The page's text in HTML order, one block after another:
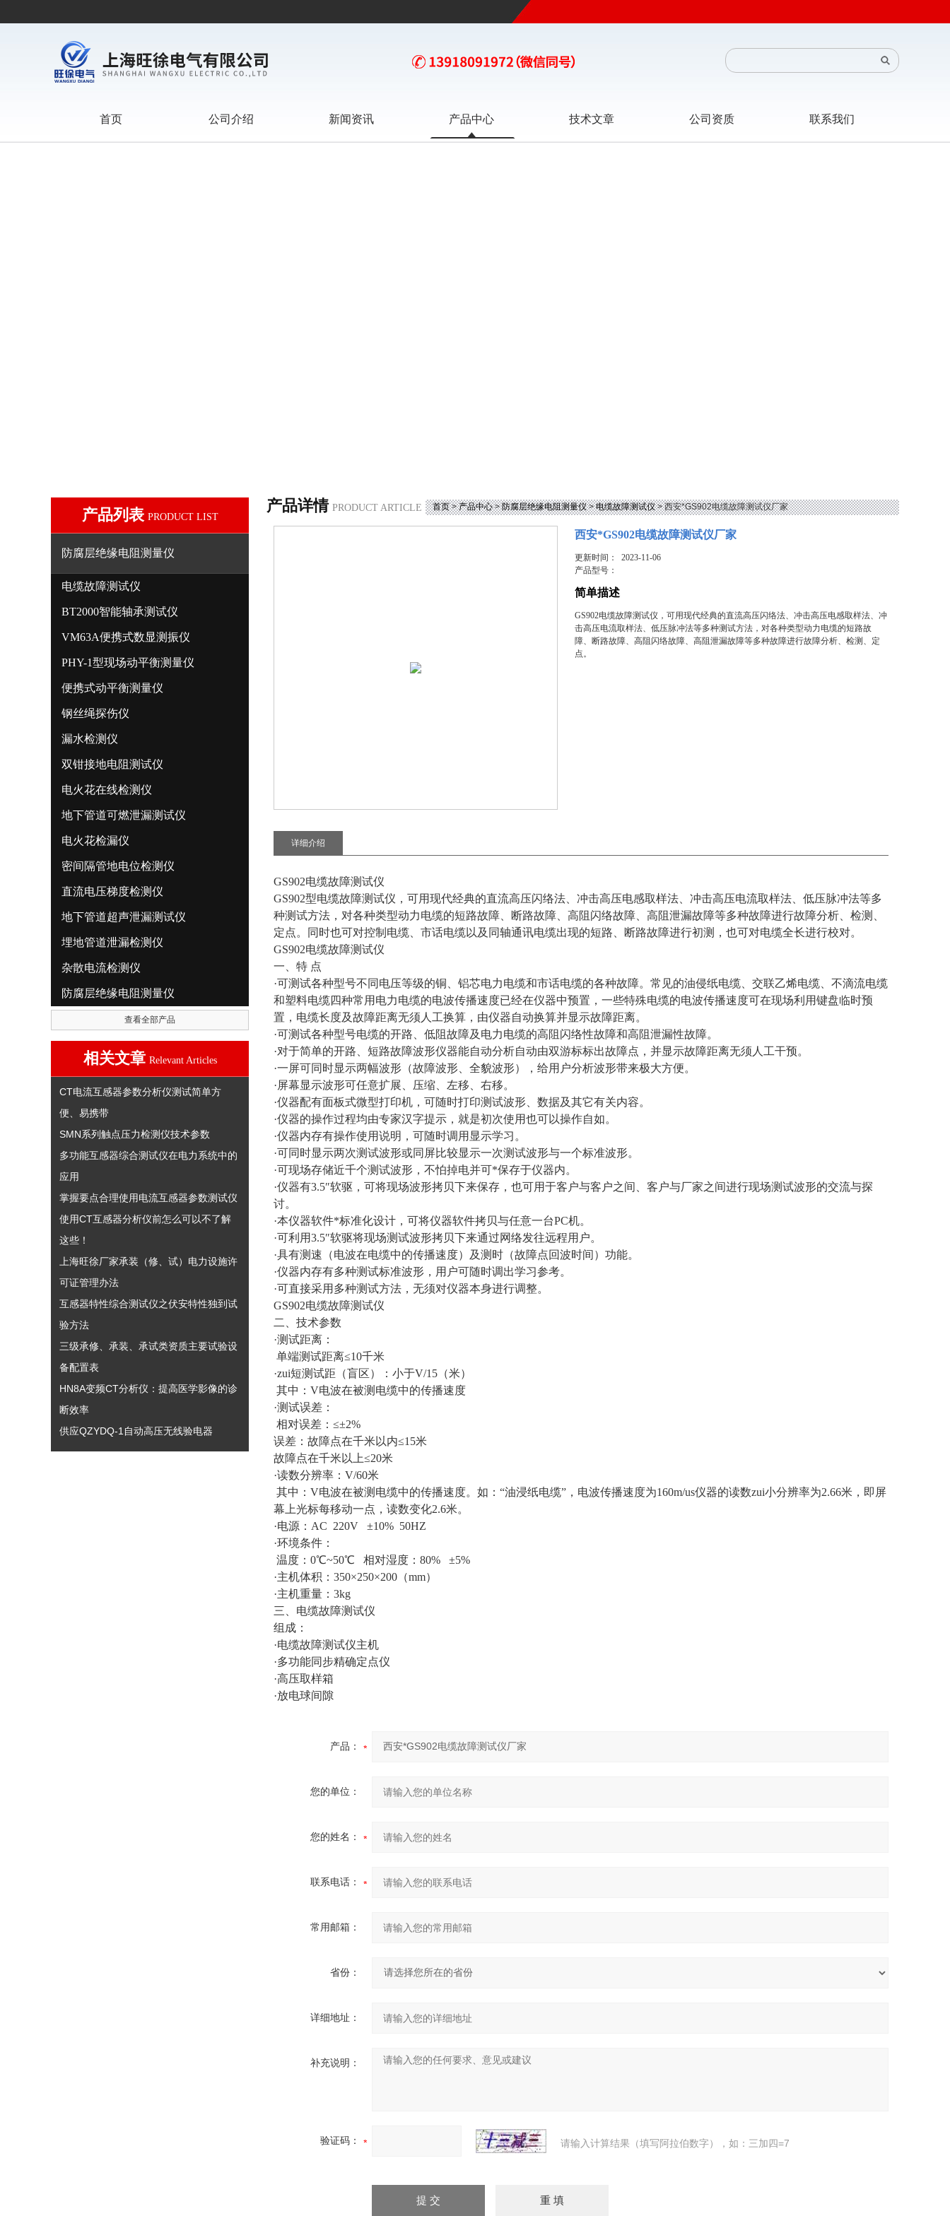
首页 公司介绍 新闻资讯 产品中心 技术文章 公司资质 联系我们
产品列表 PRODUCT LIST
防腐层绝缘电阻测量仪
电缆故障测试仪
BT2000智能轴承测试仪
VM63A便携式数显测振仪
PHY-1型现场动平衡测量仪
便携式动平衡测量仪
钢丝绳探伤仪
漏水检测仪
双钳接地电阻测试仪
电火花在线检测仪
地下管道可燃泄漏测试仪
电火花检漏仪
密间隔管地电位检测仪
直流电压梯度检测仪
地下管道超声泄漏测试仪
埋地管道泄漏检测仪
杂散电流检测仪
防腐层绝缘电阻测量仪
查看全部产品
相关文章 Relevant Articles
CT电流互感器参数分析仪测试简单方
便、易携带
SMN系列触点压力检测仪技术参数
多功能互感器综合测试仪在电力系统中的
应用
掌握要点合理使用电流互感器参数测试仪
使用CT互感器分析仪前怎么可以不了解
这些！
上海旺徐厂家承装（修、试）电力设施许
可证管理办法
互感器特性综合测试仪之伏安特性独到试
验方法
三级承修、承装、承试类资质主要试验设
备配置表
HN8A变频CT分析仪：提高医学影像的诊
断效率
供应QZYDQ-1自动高压无线验电器
产品详情 PRODUCT ARTICLE 首页>产品中心>防腐层绝缘电阻测量仪>电缆故障测试仪> 西安*GS902电缆故障测试仪厂家
西安*GS902电缆故障测试仪厂家
更新时间： 2023-11-06
产品型号：
简单描述
GS902电缆故障测试仪，可用现代经典的直流高压闪络法、冲击高压电感取样法、冲
击高压电流取样法、低压脉冲法等多种测试方法，对各种类型动力电缆的短路故
障、断路故障、高阻闪络故障、高阻泄漏故障等多种故障进行故障分析、检测、定
点。
详细介绍
GS902电缆故障测试仪
GS902型电缆故障测试仪，可用现代经典的直流高压闪络法、冲击高压电感取样法、冲击高压电流取样法、低压脉冲法等多
种测试方法，对各种类型动力电缆的短路故障、断路故障、高阻闪络故障、高阻泄漏故障等多种故障进行故障分析、检测、
定点。同时也可对控制电缆、市话电缆以及同轴通讯电缆出现的短路、断路故障进行初测，也可对电缆全长进行校对。
GS902电缆故障测试仪
一、特 点
·可测试各种型号不同电压等级的铜、铝芯电力电缆和市话电缆的各种故障。常见的油侵纸电缆、交联乙烯电缆、不滴流电缆
和塑料电缆四种常用电力电缆的电波传播速度已经在仪器中预置，一些特殊电缆的电波传播速度可在现场利用键盘临时预
置，电缆长度及故障距离无须人工换算，由仪器自动换算并显示故障距离。
·可测试各种型号电缆的开路、低阻故障及电力电缆的高阻闪络性故障和高阻泄漏性故障。
·对于简单的开路、短路故障波形仪器能自动分析自动由双游标标出故障点，并显示故障距离无须人工干预。
·一屏可同时显示两幅波形（故障波形、全貌波形），给用户分析波形带来极大方便。
·屏幕显示波形可任意扩展、压缩、左移、右移。
·仪器配有面板式微型打印机，可随时打印测试波形、数据及其它有关内容。
·仪器的操作过程均由专家汉字提示，就是初次使用也可以操作自如。
·仪器内存有操作使用说明，可随时调用显示学习。
·可同时显示两次测试波形或同屏比较显示一次测试波形与一个标准波形。
·可现场存储近千个测试波形，不怕掉电并可*保存于仪器内。
·仪器有3.5″软驱，可将现场波形拷贝下来保存，也可用于客户与客户之间、客户与厂家之间进行现场测试波形的交流与探
讨。
·本仪器软件*标准化设计，可将仪器软件拷贝与任意一台PC机。
·可利用3.5″软驱将现场测试波形拷贝下来通过网络发往远程用户。
·具有测速（电波在电缆中的传播速度）及测时（故障点回波时间）功能。
·仪器内存有多种测试标准波形，用户可随时调出学习参考。
·可直接采用多种测试方法，无须对仪器本身进行调整。
GS902电缆故障测试仪
二、技术参数
·测试距离：
单端测试距离≤10千米
·zui短测试距（盲区）：小于V/15（米）
其中：V电波在被测电缆中的传播速度
·测试误差：
相对误差：≤±2%
误差：故障点在千米以内≤15米
故障点在千米以上≤20米
·读数分辨率：V/60米
其中：V电波在被测电缆中的传播速度。如：“油浸纸电缆”，电波传播速度为160m/us仪器的读数zui小分辨率为2.66米，即屏
幕上光标每移动一点，读数变化2.6米。
·电源：AC 220V ±10% 50HZ
·环境条件：
温度：0℃~50℃ 相对湿度：80% ±5%
·主机体积：350×250×200（mm）
·主机重量：3kg
三、电缆故障测试仪
组成：
·电缆故障测试仪主机
·多功能同步精确定点仪
·高压取样箱
·放电球间隙
产品：
您的单位：
您的姓名：
联系电话：
常用邮箱：
省份：
详细地址：
补充说明：
验证码： 请输入计算结果（填写阿拉伯数字），如：三加四=7